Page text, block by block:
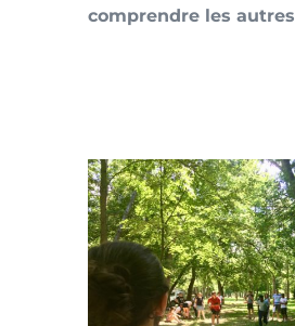
comprendre les autres